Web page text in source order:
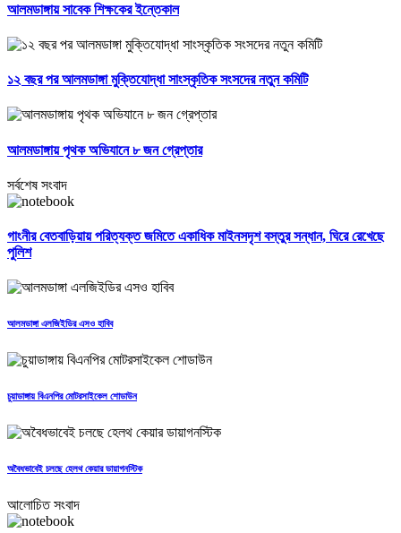
আলমডাঙ্গায় সাবেক শিক্ষকের ইন্তেকাল
১২ বছর পর আলমডাঙ্গা মুক্তিযোদ্ধা সাংস্কৃতিক সংসদের নতুন কমিটি
আলমডাঙ্গায় পৃথক অভিযানে ৮ জন গ্রেপ্তার
সর্বশেষ সংবাদ
গাংনীর বেতবাড়িয়ায় পরিত্যক্ত জমিতে একাধিক মাইনসদৃশ বস্তুর সন্ধান, ঘিরে রেখেছে
পুলিশ
আলমডাঙ্গা এলজিইডির এসও হাবিব
চুয়াডাঙ্গায় বিএনপির মোটরসাইকেল শোডাউন
অবৈধভাবেই চলছে হেলথ কেয়ার ডায়াগনস্টিক
আলোচিত সংবাদ